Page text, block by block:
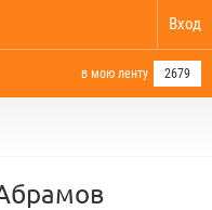
Вход
в мою ленту 2679